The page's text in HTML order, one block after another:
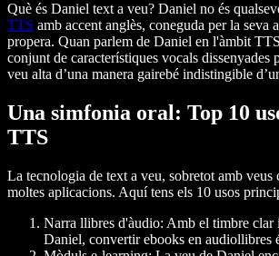
Què és Daniel text a veu? Daniel no és
TTS amb accent anglès, coneguda per la seva
propera. Quan parlem de Daniel en l'àmbit
conjunt de característiques vocals dissenyades
veu alta d’una manera gairebé indistingible
Una simfonia oral: Top 10
TTS
La tecnologia de text a veu, sobretot amb veus
moltes aplicacions. Aquí tens els 10 usos
Narra llibres d'àudio: Amb el timbre clar
Daniel, convertir ebooks en audiollibres